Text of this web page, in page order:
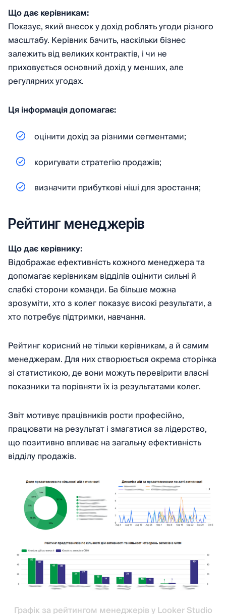
Що дає керівникам:
Показує, який внесок у дохід роблять угоди різного
масштабу. Керівник бачить, наскільки бізнес
залежить від великих контрактів, і чи не
приховується основний дохід у менших, але
регулярних угодах.
Ця інформація допомагає:
оцінити дохід за різними сегментами;
коригувати стратегію продажів;
визначити прибуткові ніші для зростання;
Рейтинг менеджерів
Що дає керівнику:
Відображає ефективність кожного менеджера та
допомагає керівникам відділів оцінити сильні й
слабкі сторони команди. Ба більше можна
зрозуміти, хто з колег показує високі результати, а
хто потребує підтримки, навчання.
Рейтинг корисний не тільки керівникам, а й самим
менеджерам. Для них створюється окрема сторінка
зі статистикою, де вони можуть перевірити власні
показники та порівняти їх із результатами колег.
Звіт мотивує працівників рости професійно,
працювати на результат і змагатися за лідерство,
що позитивно впливає на загальну ефективність
відділу продажів.
Графік за рейтингом менеджерів у Looker Studio